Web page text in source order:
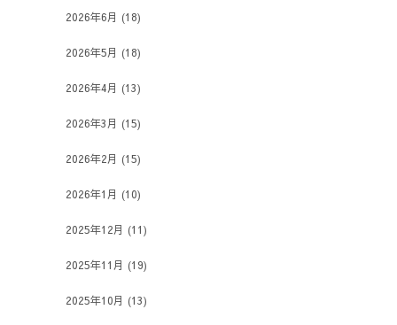
2026年6月 (18)
2026年5月 (18)
2026年4月 (13)
2026年3月 (15)
2026年2月 (15)
2026年1月 (10)
2025年12月 (11)
2025年11月 (19)
2025年10月 (13)